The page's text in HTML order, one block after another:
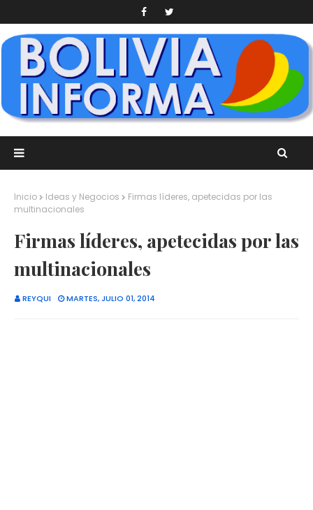
Inicio Ideas y Negocios
Firmas líderes, apetecidas por las
multinacionales
Firmas líderes, apetecidas por las
multinacionales
REYQUI MARTES, JULIO 01, 2014